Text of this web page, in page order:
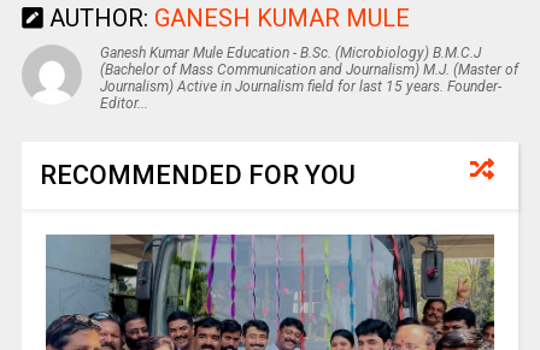
AUTHOR: GANESH KUMAR MULE
Ganesh Kumar Mule Education - B.Sc. (Microbiology) B.M.C.J
(Bachelor of Mass Communication and Journalism) M.J. (Master of
Journalism) Active in Journalism field for last 15 years. Founder-
Editor...
RECOMMENDED FOR YOU